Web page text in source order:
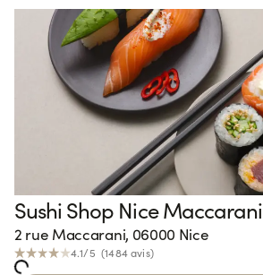
Sushi Shop Nice Maccarani
2 rue Maccarani, 06000 Nice
4.1/5 (1484avis)